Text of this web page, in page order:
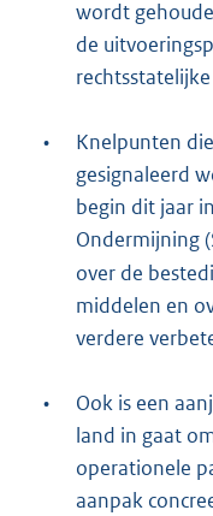
wordt
de
•
Knelpunten
gesignaleerd
begin dit jaar
Ondermijning
over de
middelen en
verdere
•
Ook is een
land in gaat
operationele
aanpak